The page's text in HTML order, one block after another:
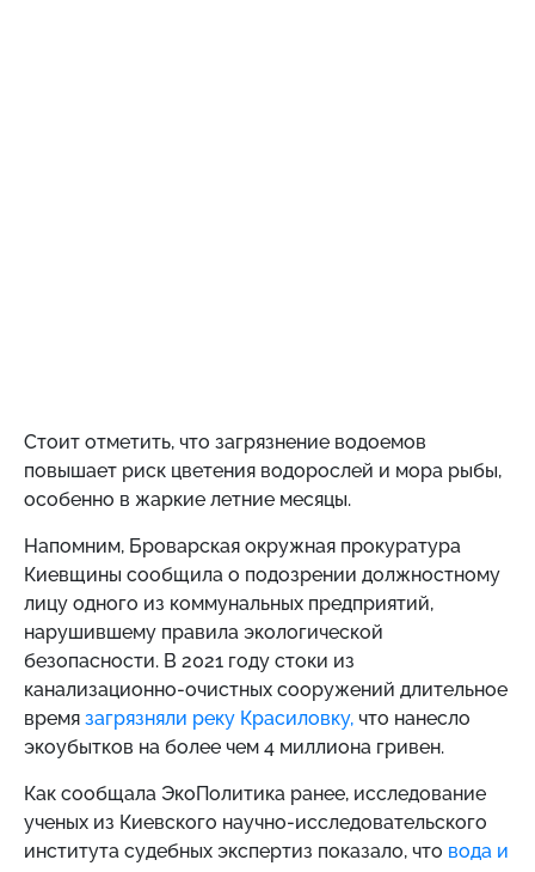
Стоит отметить, что загрязнение водоемов
повышает риск цветения водорослей и мора рыбы,
особенно в жаркие летние месяцы.
Напомним, Броварская окружная прокуратура
Киевщины сообщила о подозрении должностному
лицу одного из коммунальных предприятий,
нарушившему правила экологической
безопасности. В 2021 году стоки из
канализационно-очистных сооружений длительное
время загрязняли реку Красиловку, что нанесло
экоубытков на более чем 4 миллиона гривен.
Как сообщала ЭкоПолитика ранее, исследование
ученых из Киевского научно-исследовательского
института судебных экспертиз показало, что вода и